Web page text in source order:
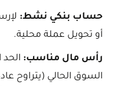
حساب بنكي نشط:
أو تحويل عملة محلية.
رأس مال مناسب: